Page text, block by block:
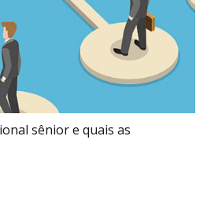
sênior e quais as